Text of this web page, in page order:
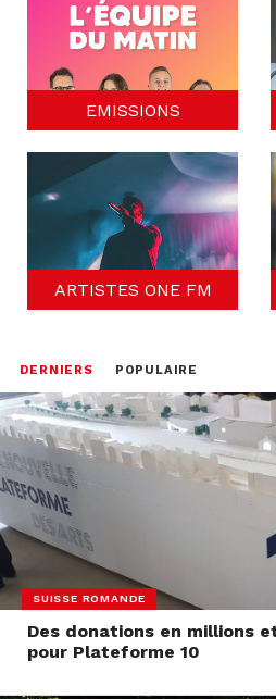
EMISSIONS
ARTISTES ONE FM
DERNIERS POPULAIRE
SUISSE ROMANDE
Des donations en millions
pour Plateforme 10